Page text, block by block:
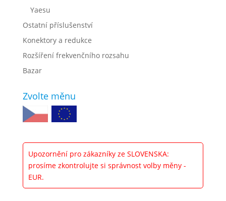
Yaesu
Ostatní příslušenství
Konektory a redukce
Rozšíření frekvenčního rozsahu
Bazar
Zvolte měnu
Upozornění pro zákazníky ze SLOVENSKA:
prosíme zkontrolujte si správnost volby měny -
EUR.